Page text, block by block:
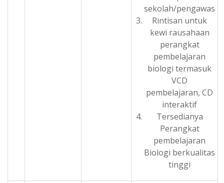
sekolah/pengawas
Rintisan untuk
kewi rausahaan
perangkat
pembelajaran
biologi termasuk
VCD
pembelajaran, CD
interaktif
Tersedianya
Perangkat
pembelajaran
Biologi berkualitas
tinggi